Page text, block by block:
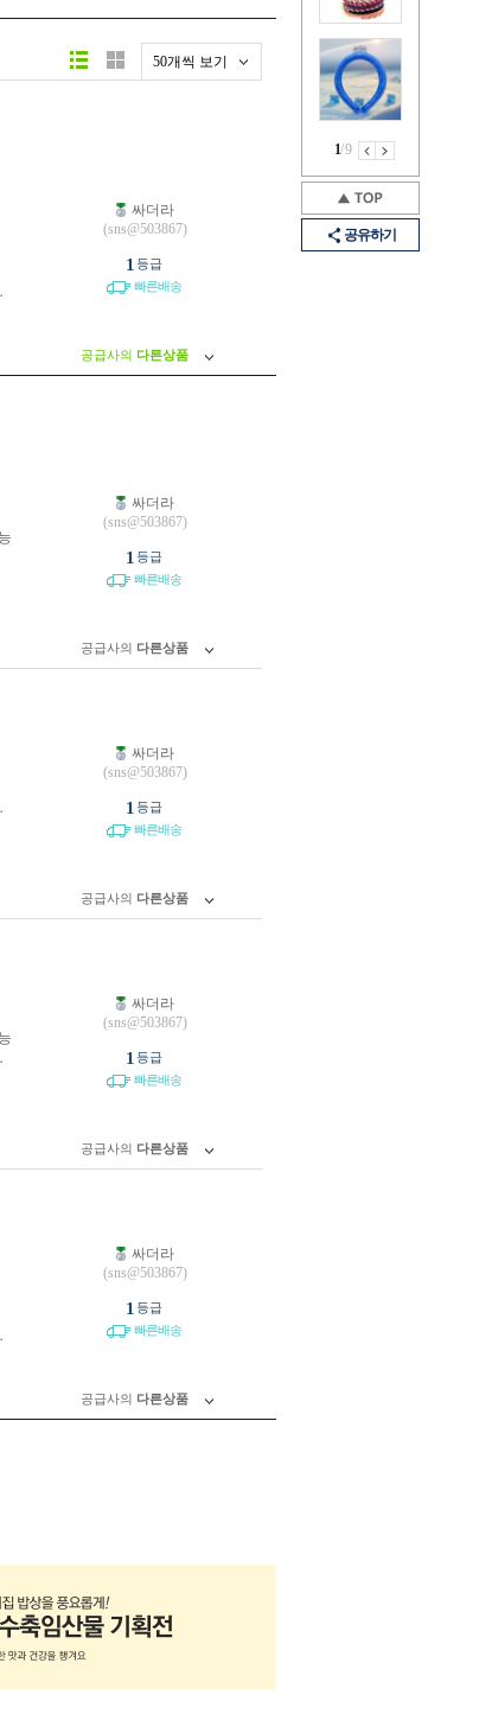
1/9
공유하기
50개씩 보기
싸더라
(sns@503867)
1 등급
빠른배송
공급사의 다른상품
싸더라
(sns@503867)
1 등급
빠른배송
공급사의 다른상품
싸더라
(sns@503867)
1 등급
빠른배송
공급사의 다른상품
싸더라
(sns@503867)
1 등급
빠른배송
공급사의 다른상품
싸더라
(sns@503867)
1 등급
빠른배송
공급사의 다른상품